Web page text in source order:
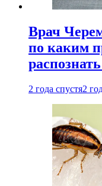
Врач
по каким
2 года спустя2